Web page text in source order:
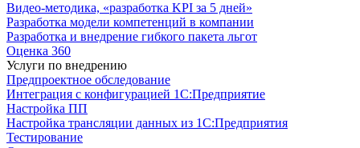
Видео-методика, «разработка KPI за 5 дней»
Разработка модели компетенций в компании
Разработка и внедрение гибкого пакета льгот
Оценка 360
Услуги по внедрению
Предпроектное обследование
Интеграция с конфигурацией 1С:Предприятие
Настройка ПП
Настройка трансляции данных из 1С:Предприятия
Тестирование